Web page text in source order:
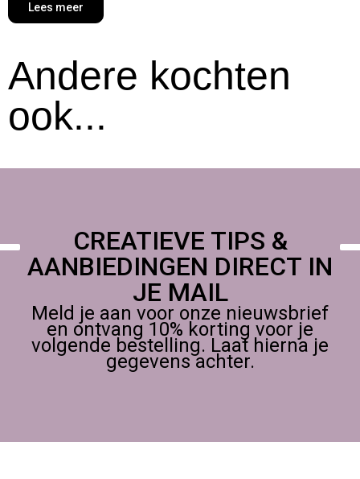
Lees meer
Andere kochten
ook...
CREATIEVE TIPS &
AANBIEDINGEN DIRECT IN
JE MAIL
Meld je aan voor onze nieuwsbrief
en ontvang 10% korting voor je
volgende bestelling. Laat hierna je
gegevens achter.